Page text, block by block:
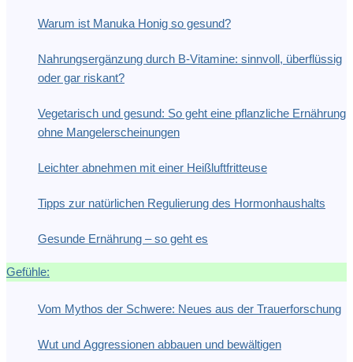
Warum ist Manuka Honig so gesund?
Nahrungsergänzung durch B-Vitamine: sinnvoll, überflüssig
oder gar riskant?
Vegetarisch und gesund: So geht eine pflanzliche Ernährung
ohne Mangelerscheinungen
Leichter abnehmen mit einer Heißluftfritteuse
Tipps zur natürlichen Regulierung des Hormonhaushalts
Gesunde Ernährung – so geht es
Gefühle:
Vom Mythos der Schwere: Neues aus der Trauerforschung
Wut und Aggressionen abbauen und bewältigen